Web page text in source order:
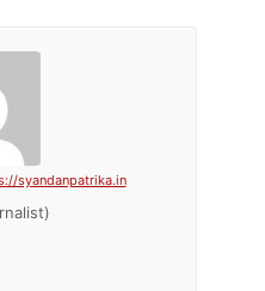
syandanpatrika.in